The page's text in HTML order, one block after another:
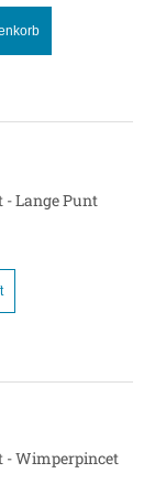
- Lange Punt
- Wimperpincet